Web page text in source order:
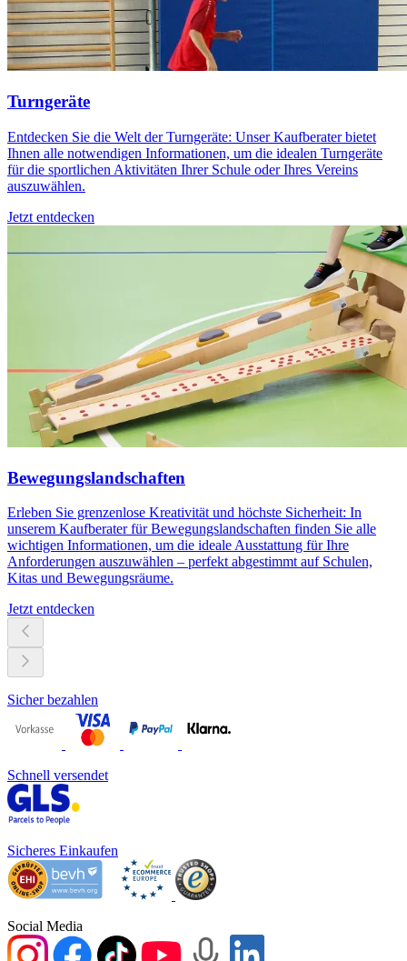
Turngeräte
Entdecken Sie die Welt der Turngeräte: Unser Kaufberater bietet
Ihnen alle notwendigen Informationen, um die idealen Turngeräte
für die sportlichen Aktivitäten Ihrer Schule oder Ihres Vereins
auszuwählen.
Jetzt entdecken
Bewegungslandschaften
Erleben Sie grenzenlose Kreativität und höchste Sicherheit: In
unserem Kaufberater für Bewegungslandschaften finden Sie alle
wichtigen Informationen, um die ideale Ausstattung für Ihre
Anforderungen auszuwählen – perfekt abgestimmt auf Schulen,
Kitas und Bewegungsräume.
Jetzt entdecken
Sicher bezahlen
Schnell versendet
Sicheres Einkaufen
Social Media